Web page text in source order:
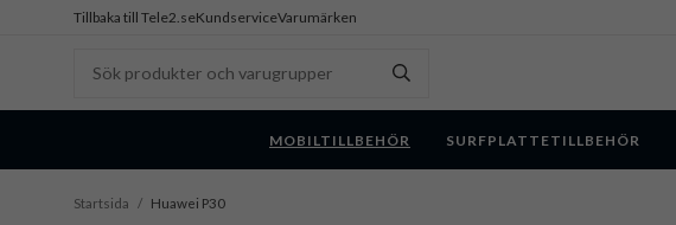
Tillbaka till Tele2.seKundserviceVarumärken
MOBILTILLBEHÖR SURFPLATTETILLBEHÖR
Startsida / Huawei P30